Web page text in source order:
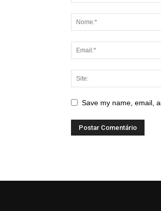
Save my name, email,